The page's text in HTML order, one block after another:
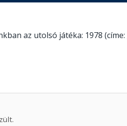
az utolsó játéka: 1978 (címe: